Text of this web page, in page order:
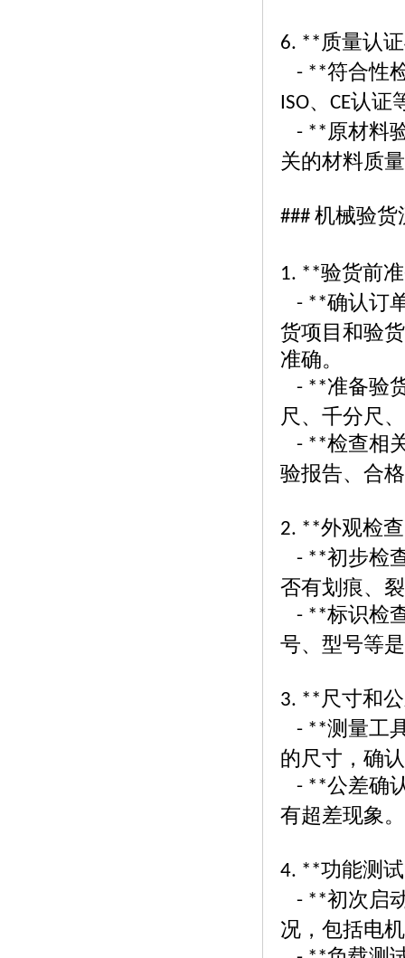
6. ** 质量认
- **符合性
ISO、 CE认证
- ** 原材料
关的材料质
### 机械验货
1. **验货前
- **确认订
货项目和验
准确。
- **准备验
尺、千分尺
- **检查相
验报告、合
2. **外观检查
- **初步检
否有划痕、
- **标识检
号、型号等
3. ** 尺寸和
- **测量工
的尺寸，确
- **公差确
有超差现象。
4. **功能测试
- **初次启
况，包括电